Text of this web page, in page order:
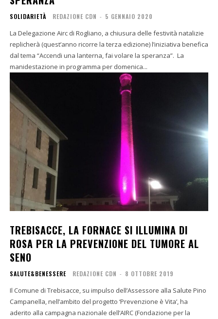
SOLIDARIETÀ REDAZIONE CDN - 5 GENNAIO 2020
La Delegazione Airc di Rogliano, a chiusura delle festività natalizie
replicherà (quest’anno ricorre la terza edizione) l’iniziativa benefica
dal tema “Accendi una lanterna, fai volare la speranza”. La
manidestazione in programma per domenica...
TREBISACCE, LA FORNACE SI ILLUMINA DI
ROSA PER LA PREVENZIONE DEL TUMORE AL
SENO
SALUTE&BENESSERE REDAZIONE CDN - 8 OTTOBRE 2019
Il Comune di Trebisacce, su impulso dell’Assessore alla Salute Pino
Campanella, nell’ambito del progetto ‘Prevenzione è Vita’, ha
aderito alla campagna nazionale dell’AIRC (Fondazione per la